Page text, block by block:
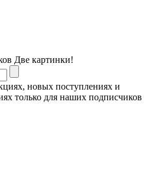
Две картинки!
новых поступлениях и
только для наших подписчиков